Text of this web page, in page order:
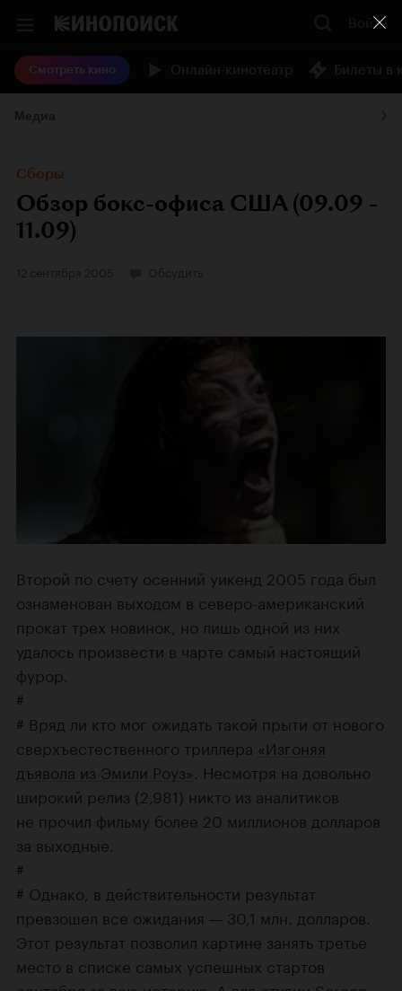
Войти
Смотреть кино
Сборы
Обзор бокс-офиса США (09.09 -
11.09)
Второй по счету осенний уикенд 2005 года был
ознаменован выходом в северо-американский
прокат трех новинок, но лишь одной из них
удалось произвести в чарте самый настоящий
фурор.
#
# Вряд ли кто мог ожидать такой прыти от нового
сверхъестественного триллера «Изгоняя
дъявола из Эмили Роуз» . Несмотря на довольно
широкий релиз (2,981) никто из аналитиков
не прочил фильму более 20 миллионов долларов
за выходные.
#
# Однако, в действительности результат
превзошел все ожидания — 30,1 млн. долларов.
Этот результат позволил картине занять третье
место в списке самых успешных стартов